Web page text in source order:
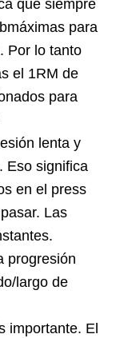
que siempre
para
Por lo tanto
el 1RM de
para
lenta y
Eso significa
en el press
Las
progresión
largo de
importante. El